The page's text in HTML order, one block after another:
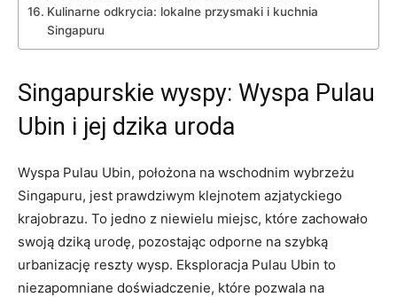
Kulinarne odkrycia: ‌lokalne⁢ przysmaki i kuchnia
Singapuru
Singapurskie ‌wyspy: ⁣Wyspa Pulau
Ubin i jej dzika ​uroda
Wyspa Pulau Ubin, położona ​na wschodnim ⁢wybrzeżu
Singapuru, jest prawdziwym klejnotem azjatyckiego
krajobrazu. To jedno z niewielu miejsc, które⁤ zachowało
swoją ⁤dziką urodę, pozostając odporne na szybką
urbanizację ​reszty wysp. Eksploracja Pulau Ubin to
niezapomniane doświadczenie, które ⁤pozwala⁢ na